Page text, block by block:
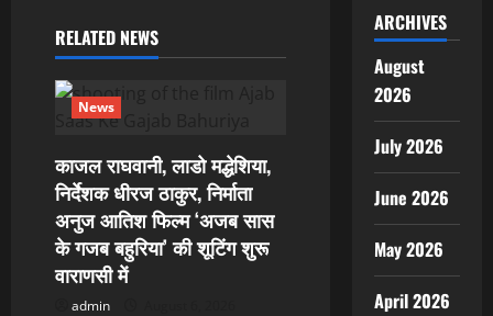
v
i
a
t
i
RELATED NEWS
News
काजल राघवानी, लाडो मद्धेशिया,
निर्देशक धीरज ठाकुर, निर्माता
अनुज आतिश फिल्म ‘अजब सास
के गजब बहुरिया’ की शूटिंग शुरू
वाराणसी में
admin
ARCHIVES
August
2026
July 2026
June 2026
May 2026
April 2026